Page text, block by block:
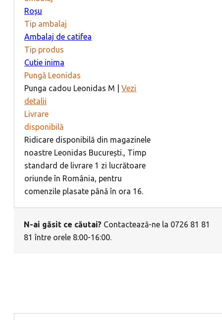
Roșu
Tip ambalaj
Ambalaj de catifea
Tip produs
Cutie inima
Pungă Leonidas
Punga cadou Leonidas M | Vezi
detalii
Livrare
disponibilă
Ridicare disponibilă din magazinele
noastre Leonidas București., Timp
standard de livrare 1 zi lucrătoare
oriunde în România, pentru
comenzile plasate până în ora 16.
N-ai găsit ce căutai? Contactează-ne la 0726 81 81
81 între orele 8:00-16:00.